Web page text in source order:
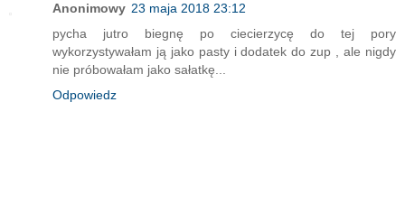
Anonimowy 23 maja 2018 23:12
pycha jutro biegnę po ciecierzycę do tej pory
wykorzystywałam ją jako pasty i dodatek do zup , ale nigdy
nie próbowałam jako sałatkę...
Odpowiedz